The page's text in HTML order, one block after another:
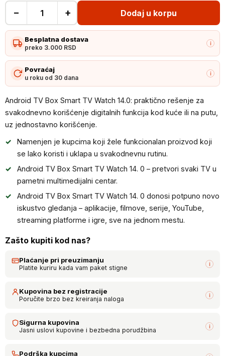
TV
Box
Smart
TV
Watch
količina
− + Dodaj u korpu
Besplatna dostava
preko 3.000 RSD
i
Povraćaj
u roku od 30 dana
i
Android TV Box Smart TV Watch 14.0: praktično rešenje za
svakodnevno korišćenje digitalnih funkcija kod kuće ili na putu,
uz jednostavno korišćenje.
Namenjen je kupcima koji žele funkcionalan proizvod koji
se lako koristi i uklapa u svakodnevnu rutinu.
Android TV Box Smart TV Watch 14. 0 – pretvori svaki TV u
pametni multimedijalni centar.
Android TV Box Smart TV Watch 14. 0 donosi potpuno novo
iskustvo gledanja – aplikacije, filmove, serije, YouTube,
streaming platforme i igre, sve na jednom mestu.
Zašto kupiti kod nas?
Plaćanje pri preuzimanju
Platite kuriru kada vam paket stigne i
Kupovina bez registracije
Poručite brzo bez kreiranja naloga i
Sigurna kupovina
Jasni uslovi kupovine i bezbedna porudžbina i
Podrška kupcima